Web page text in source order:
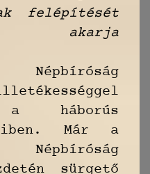
felépítését
akarja
a háborús
Már a
sürgető